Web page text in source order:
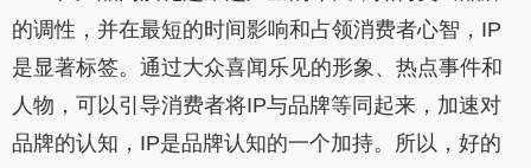
的调性，并在最短的时间影响和占领消费者心智，IP
是显著标签。通过大众喜闻乐见的形象、热点事件和
人物，可以引导消费者将IP与品牌等同起来，加速对
品牌的认知，IP是品牌认知的一个加持。所以，好的